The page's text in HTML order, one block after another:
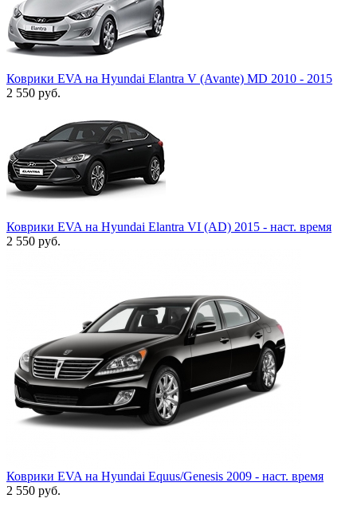
Коврики EVA на Hyundai Elantra V (Avante) MD 2010 - 2015
2 550 руб.
Коврики EVA на Hyundai Elantra VI (AD) 2015 - наст. время
2 550 руб.
Коврики EVA на Hyundai Equus/Genesis 2009 - наст. время
2 550 руб.